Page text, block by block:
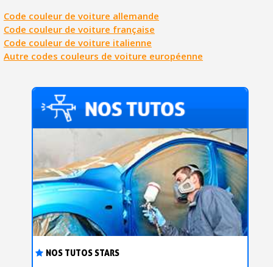
NOS TUTOS STARS
Code couleur de voiture allemande
Code couleur de voiture française
Code couleur de voiture italienne
Autre codes couleurs de voiture européenne